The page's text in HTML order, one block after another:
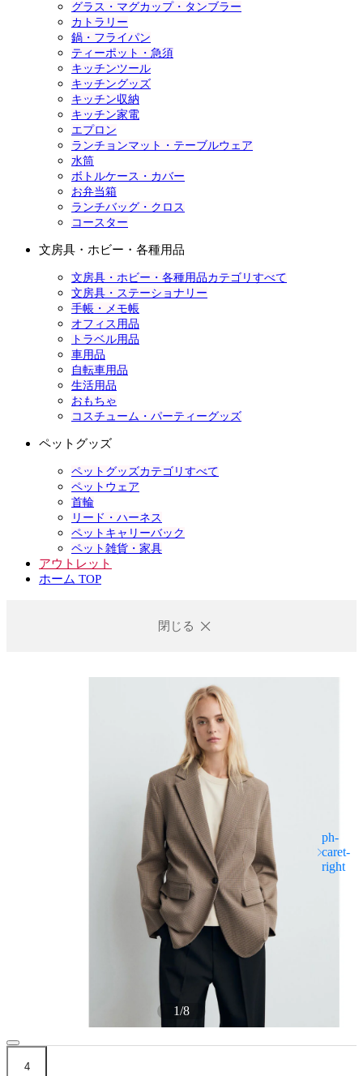
グラス・マグカップ・タンブラー
カトラリー
鍋・フライパン
ティーポット・急須
キッチンツール
キッチングッズ
キッチン収納
キッチン家電
エプロン
ランチョンマット・テーブルウェア
水筒
ボトルケース・カバー
お弁当箱
ランチバッグ・クロス
コースター
文房具・ホビー・各種用品
文房具・ホビー・各種用品カテゴリすべて
文房具・ステーショナリー
手帳・メモ帳
オフィス用品
トラベル用品
車用品
自転車用品
生活用品
おもちゃ
コスチューム・パーティーグッズ
ペットグッズ
ペットグッズカテゴリすべて
ペットウェア
首輪
リード・ハーネス
ペットキャリーバック
ペット雑貨・家具
アウトレット
ホーム TOP
閉じる
1/8
4